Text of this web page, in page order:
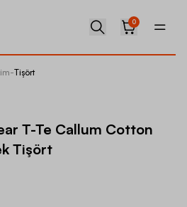
0
-Tişört
T-Te Callum Cotton
Tişört